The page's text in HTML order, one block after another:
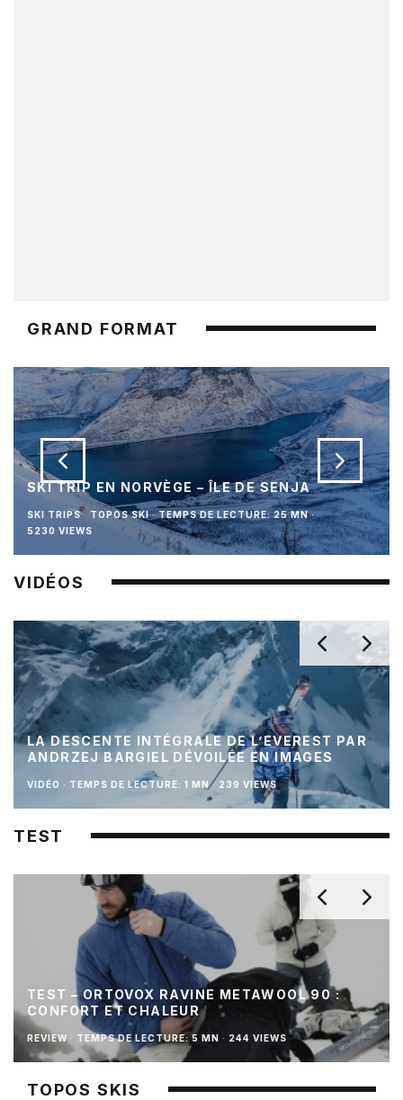
GRAND FORMAT
SKI TRIP EN NORVÈGE – ÎLE DE SENJA
SKI TRIPS TOPOS SKI · TEMPS DE LECTURE: 25 MN ·
5230 VIEWS
VIDÉOS
LA DESCENTE INTÉGRALE DE L’EVEREST PAR
ANDRZEJ BARGIEL DÉVOILÉE EN IMAGES
VIDÉO · TEMPS DE LECTURE: 1 MN · 239 VIEWS
TEST
TEST – ORTOVOX RAVINE METAWOOL 90 :
CONFORT ET CHALEUR
REVIEW · TEMPS DE LECTURE: 5 MN · 244 VIEWS
TOPOS SKIS